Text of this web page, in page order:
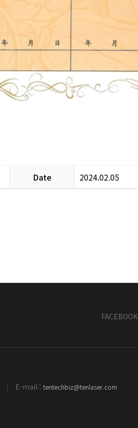
Date 2024.02.05
FACEBOOK
| E-mail : tentechbiz@tenlaser.com